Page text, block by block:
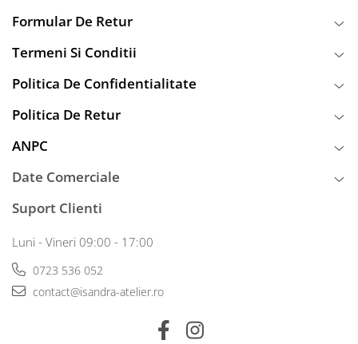
Formular De Retur
Termeni Si Conditii
Politica De Confidentialitate
Politica De Retur
ANPC
Date Comerciale
Suport Clienti
Luni - Vineri 09:00 - 17:00
0723 536 052
contact@isandra-atelier.ro